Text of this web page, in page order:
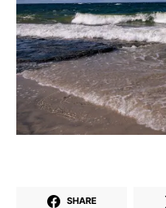
SHARE